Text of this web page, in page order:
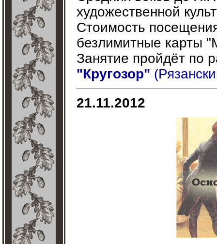
художественной
Стоимость
безлимитные карты
Занятие пройдёт по
"Кругозор"
21.11.2012